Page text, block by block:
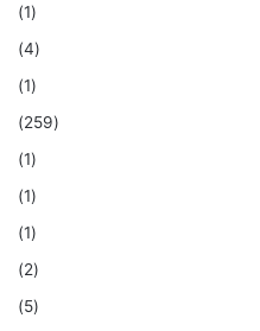
(1)
(4)
(1)
(259)
(1)
(1)
(1)
(2)
(5)